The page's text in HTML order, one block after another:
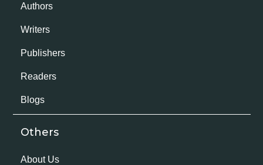
Authors
Writers
Publishers
Readers
Blogs
Others
About Us